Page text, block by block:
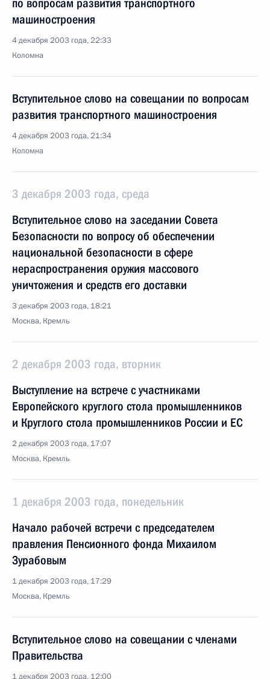
по вопросам развития транспортного
машиностроения
4 декабря 2003 года, 22:33
Коломна
Вступительное слово на совещании по вопросам
развития транспортного машиностроения
4 декабря 2003 года, 21:34
Коломна
3 декабря 2003 года, среда
Вступительное слово на заседании Совета
Безопасности по вопросу об обеспечении
национальной безопасности в сфере
нераспространения оружия массового
уничтожения и средств его доставки
3 декабря 2003 года, 18:21
Москва, Кремль
2 декабря 2003 года, вторник
Выступление на встрече с участниками
Европейского круглого стола промышленников
и Круглого стола промышленников России и ЕС
2 декабря 2003 года, 17:07
Москва, Кремль
1 декабря 2003 года, понедельник
Начало рабочей встречи с председателем
правления Пенсионного фонда Михаилом
Зурабовым
1 декабря 2003 года, 17:29
Москва, Кремль
Вступительное слово на совещании с членами
Правительства
1 декабря 2003 года, 12:00